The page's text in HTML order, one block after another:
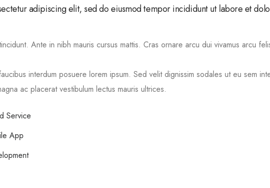
adipiscing elit, sed do eiusmod tempor incididunt ut labore et
Ante in nibh mauris cursus mattis. Cras ornare arcu dui vivamus arcu
interdum posuere lorem ipsum. Sed velit dignissim sodales ut eu sem
ac placerat vestibulum lectus mauris ultrices.
Service
App